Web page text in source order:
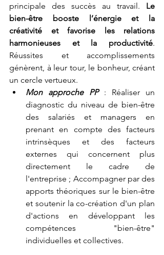
principale des succès au travail. Le
bien-être booste l’énergie et la
créativité et favorise les relations
harmonieuses et la productivité.
Réussites et accomplissements
génèrent, à leur tour, le bonheur, créant
un cercle vertueux.
Mon approche PP : Réaliser un
diagnostic du niveau de bien-être
des salariés et managers en
prenant en compte des facteurs
intrinsèques et des facteurs
externes qui concernent plus
directement le cadre de
l'entreprise ; Accompagner par des
apports théoriques sur le bien-être
et soutenir la co-création d'un plan
d'actions en développant les
compétences "bien-être"
individuelles et collectives.